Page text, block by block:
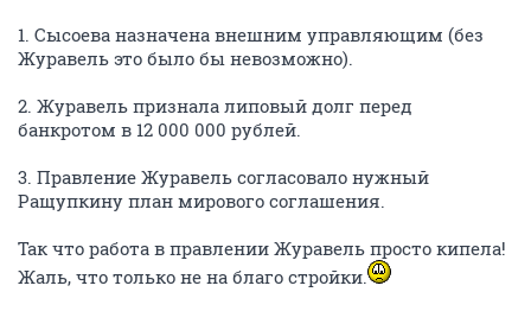
1. Сысоева назначена внешним управляющим (без
Журавель это было бы невозможно).
2. Журавель признала липовый долг перед
банкротом в 12 000 000 рублей.
3. Правление Журавель согласовало нужный
Ращупкину план мирового соглашения.
Так что работа в правлении Журавель просто кипела!
Жаль, что только не на благо стройки.